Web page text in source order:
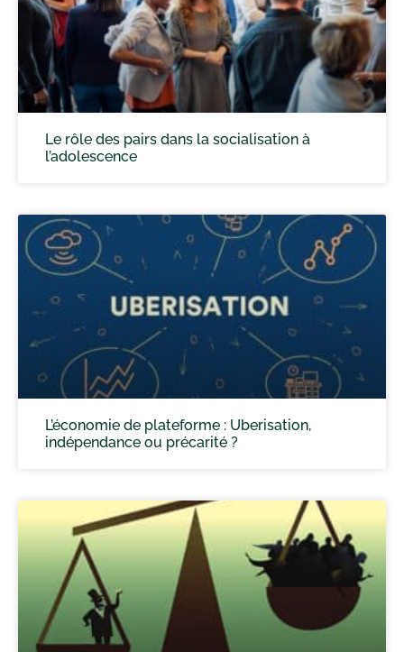
Le rôle des pairs dans la socialisation à
l’adolescence
L’économie de plateforme : Uberisation,
indépendance ou précarité ?